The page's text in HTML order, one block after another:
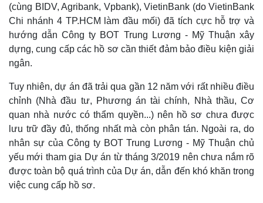
(cùng BIDV, Agribank, Vpbank), VietinBank (do VietinBank
Chi nhánh 4 TP.HCM làm đầu mối) đã tích cực hỗ trợ và
hướng dẫn Công ty BOT Trung Lương - Mỹ Thuận xây
dựng, cung cấp các hồ sơ cần thiết đảm bảo điều kiện giải
ngân.
Tuy nhiên, dự án đã trải qua gần 12 năm với rất nhiều điều
chỉnh (Nhà đầu tư, Phương án tài chính, Nhà thầu, Cơ
quan nhà nước có thẩm quyền...) nên hồ sơ chưa được
lưu trữ đầy đủ, thống nhất mà còn phân tán. Ngoài ra, do
nhân sự của Công ty BOT Trung Lương - Mỹ Thuận chủ
yếu mới tham gia Dự án từ tháng 3/2019 nên chưa nắm rõ
được toàn bộ quá trình của Dự án, dẫn đến khó khăn trong
việc cung cấp hồ sơ.